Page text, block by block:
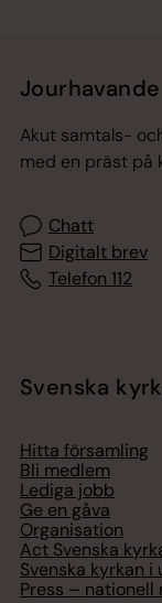
Akut samtals-
med en präst på
Chatt
Digitalt brev
Telefon 112
Svenska
Hitta församling
Bli medlem
Lediga jobb
Ge en gåva
Organisation
Act Svenska
Svenska kyrkan
Press – nationell